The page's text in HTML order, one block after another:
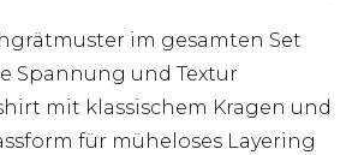
im gesamten Set
Spannung und Textur
mit klassischem Kragen und
für müheloses Layering